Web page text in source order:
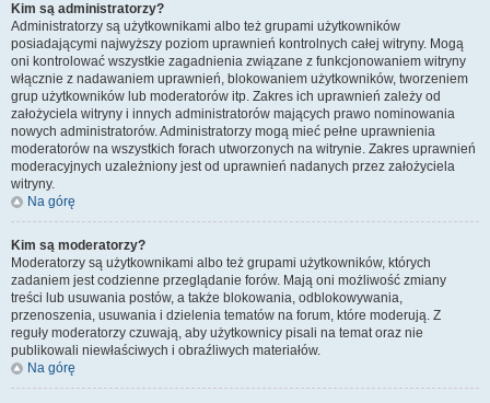
Kim są administratorzy?
Administratorzy są użytkownikami albo też grupami użytkowników
posiadającymi najwyższy poziom uprawnień kontrolnych całej witryny. Mogą
oni kontrolować wszystkie zagadnienia związane z funkcjonowaniem witryny
włącznie z nadawaniem uprawnień, blokowaniem użytkowników, tworzeniem
grup użytkowników lub moderatorów itp. Zakres ich uprawnień zależy od
założyciela witryny i innych administratorów mających prawo nominowania
nowych administratorów. Administratorzy mogą mieć pełne uprawnienia
moderatorów na wszystkich forach utworzonych na witrynie. Zakres uprawnień
moderacyjnych uzależniony jest od uprawnień nadanych przez założyciela
witryny.
Na górę
Kim są moderatorzy?
Moderatorzy są użytkownikami albo też grupami użytkowników, których
zadaniem jest codzienne przeglądanie forów. Mają oni możliwość zmiany
treści lub usuwania postów, a także blokowania, odblokowywania,
przenoszenia, usuwania i dzielenia tematów na forum, które moderują. Z
reguły moderatorzy czuwają, aby użytkownicy pisali na temat oraz nie
publikowali niewłaściwych i obraźliwych materiałów.
Na górę